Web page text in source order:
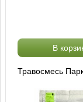
В
Травосмесь